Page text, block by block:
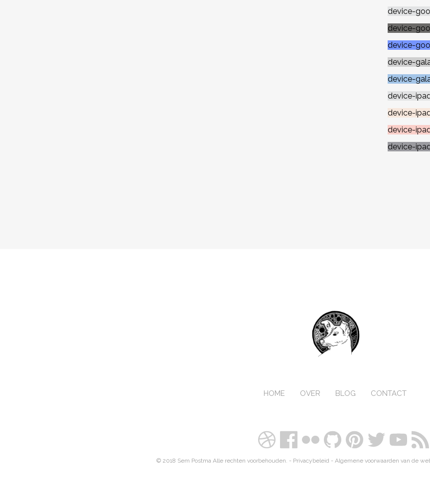
device-
device-
device-
device-
device-
device-
device-
device-
device-
HOME OVER BLOG CONTACT
© 2018 Sem Postma Alle rechten voorbehouden. - Privacybeleid - Algemene voorwaarden van de